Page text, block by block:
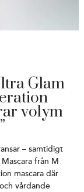
Glam
volym
– samtidigt
från M
mascara där
vårdande